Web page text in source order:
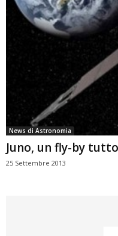
News di Astronomia
Juno, un fly-by
25 Settembre 2013